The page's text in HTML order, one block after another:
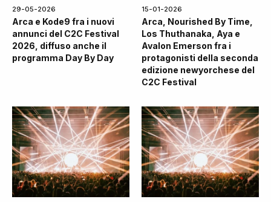
29-05-2026
Arca e Kode9 fra i nuovi
annunci del C2C Festival
2026, diffuso anche il
programma Day By Day
15-01-2026
Arca, Nourished By Time,
Los Thuthanaka, Aya e
Avalon Emerson fra i
protagonisti della seconda
edizione newyorchese del
C2C Festival